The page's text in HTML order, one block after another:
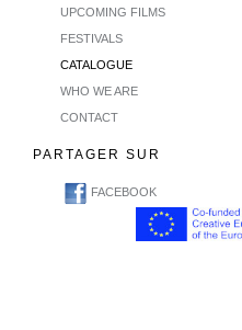
UPCOMING FILMS
FESTIVALS
CATALOGUE
WHO WE ARE
CONTACT
PARTAGER SUR
FACEBOOK